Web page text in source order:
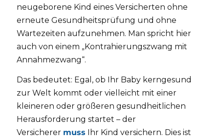
neugeborene Kind eines Versicherten ohne
erneute Gesundheitsprüfung und ohne
Wartezeiten aufzunehmen. Man spricht hier
auch von einem „Kontrahierungszwang mit
Annahmezwang“.
Das bedeutet: Egal, ob Ihr Baby kerngesund
zur Welt kommt oder vielleicht mit einer
kleineren oder größeren gesundheitlichen
Herausforderung startet – der
Versicherer muss Ihr Kind versichern. Dies ist